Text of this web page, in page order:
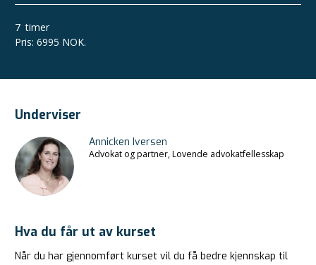
7 timer
Pris: 6995 NOK.
Underviser
Annicken Iversen
Advokat og partner, Lovende advokatfellesskap
Hva du får ut av kurset
Når du har gjennomført kurset vil du få bedre kjennskap til